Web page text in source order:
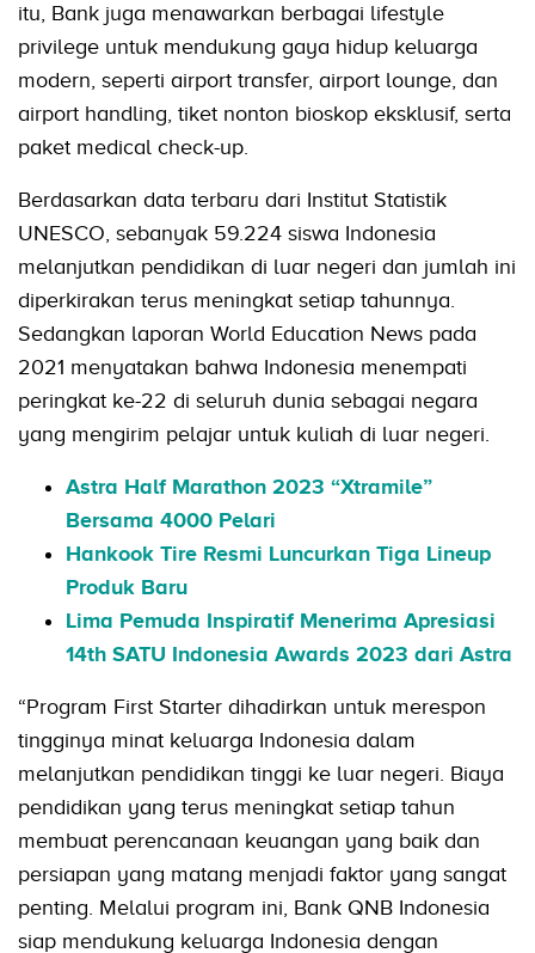
itu, Bank juga menawarkan berbagai lifestyle
privilege untuk mendukung gaya hidup keluarga
modern, seperti airport transfer, airport lounge, dan
airport handling, tiket nonton bioskop eksklusif, serta
paket medical check-up.
Berdasarkan data terbaru dari Institut Statistik
UNESCO, sebanyak 59.224 siswa Indonesia
melanjutkan pendidikan di luar negeri dan jumlah ini
diperkirakan terus meningkat setiap tahunnya.
Sedangkan laporan World Education News pada
2021 menyatakan bahwa Indonesia menempati
peringkat ke-22 di seluruh dunia sebagai negara
yang mengirim pelajar untuk kuliah di luar negeri.
Astra Half Marathon 2023 “Xtramile”
Bersama 4000 Pelari
Hankook Tire Resmi Luncurkan Tiga Lineup
Produk Baru
Lima Pemuda Inspiratif Menerima Apresiasi
14th SATU Indonesia Awards 2023 dari Astra
“Program First Starter dihadirkan untuk merespon
tingginya minat keluarga Indonesia dalam
melanjutkan pendidikan tinggi ke luar negeri. Biaya
pendidikan yang terus meningkat setiap tahun
membuat perencanaan keuangan yang baik dan
persiapan yang matang menjadi faktor yang sangat
penting. Melalui program ini, Bank QNB Indonesia
siap mendukung keluarga Indonesia dengan